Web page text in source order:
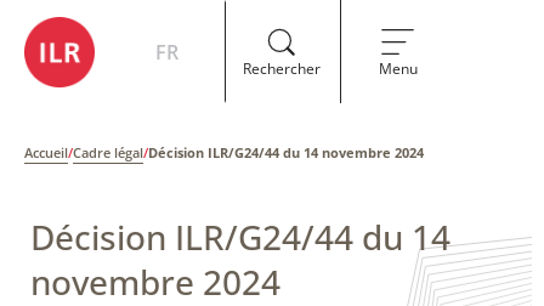
FR
Rechercher Menu
Accueil/Cadre légal/Décision ILR/G24/44 du 14 novembre 2024
Décision ILR/G24/44 du 14
novembre 2024